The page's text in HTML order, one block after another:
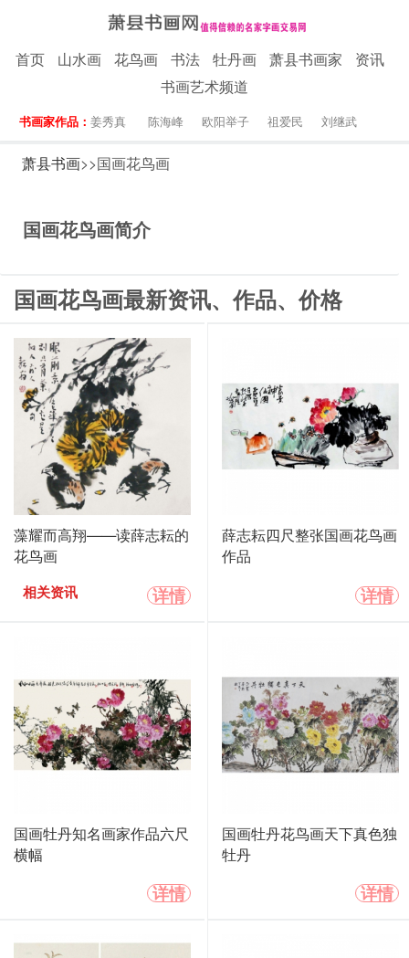
首页 山水画 花鸟画 书法 牡丹画 萧县书画家
资讯
书画艺术频道
书画家作品： 姜秀真 陈海峰 欧阳举子 祖爱民 刘继武
萧县书画>>国画花鸟画
国画花鸟画简介
国画花鸟画最新资讯、作品、价格
藻耀而高翔——读薛志耘的
花鸟画
相关资讯 详情
薛志耘四尺整张国画花鸟画
作品
详情
国画牡丹知名画家作品六尺
横幅
详情
国画牡丹花鸟画天下真色独
牡丹
详情